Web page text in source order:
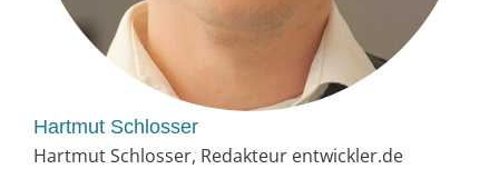
Hartmut Schlosser
Hartmut Schlosser, Redakteur entwickler.de